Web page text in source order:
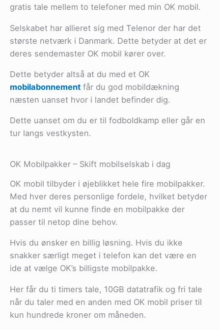
gratis tale mellem to telefoner med min OK mobil.
Selskabet har allieret sig med Telenor der har det
største netværk i Danmark. Dette betyder at det er
deres sendemaster OK mobil kører over.
Dette betyder altså at du med et OK
mobilabonnement får du god mobildækning
næsten uanset hvor i landet befinder dig.
Dette uanset om du er til fodboldkamp eller går en
tur langs vestkysten.
OK Mobilpakker – Skift mobilselskab i dag
OK mobil tilbyder i øjeblikket hele fire mobilpakker.
Med hver deres personlige fordele, hvilket betyder
at du nemt vil kunne finde en mobilpakke der
passer til netop dine behov.
Hvis du ønsker en billig løsning. Hvis du ikke
snakker særligt meget i telefon kan det være en
ide at vælge OK’s billigste mobilpakke.
Her får du ti timers tale, 10GB datatrafik og fri tale
når du taler med en anden med OK mobil priser til
kun hundrede kroner om måneden.